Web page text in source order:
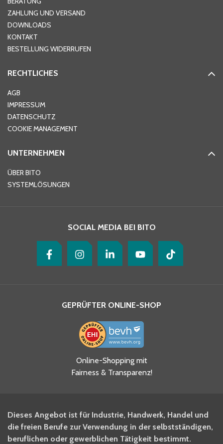
Ort*
Telefon
Ja, ich habe die
Datenschutzhinweise gelesen
und akzeptiere diese.
BITO Newsletter Fachwissen
Intralogistiker anmelden.
ZAHLUNG UND VERSAND
DOWNLOADS
KONTAKT
BESTELLUNG WIDERRUFEN
RECHTLICHES
AGB
IMPRESSUM
DATENSCHUTZ
COOKIE MANAGEMENT
UNTERNEHMEN
ÜBER BITO
SYSTEMLÖSUNGEN
SOCIAL MEDIA BEI BITO
GEPRÜFTER ONLINE-SHOP
Online-Shopping mit
Fairness & Transparenz!
Dieses Angebot ist für Industrie, Handwerk, Handel und
die freien Berufe zur Verwendung in der selbstständigen,
beruflichen oder gewerblichen Tätigkeit bestimmt.